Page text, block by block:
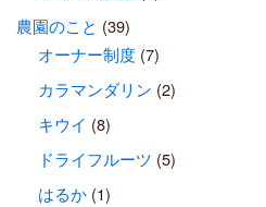
農園のこと (39)
オーナー制度(7)
カラマンダリン (2)
キウイ (8)
ドライフルーツ (5)
はるか(1)